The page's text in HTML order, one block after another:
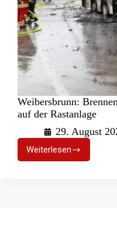
Weibersbrunn:
auf der Rastanlage
29. August
WeiterlesenWeibersbrunn:
Brennender